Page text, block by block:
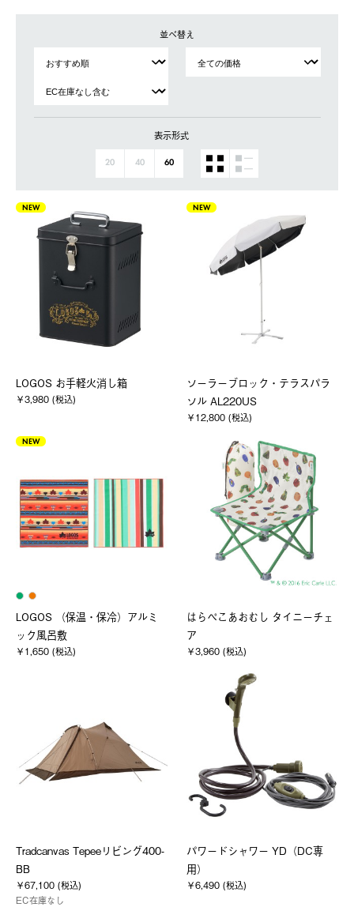
並べ替え
表示形式
20 40 60
NEW
LOGOS お手軽火消し箱
￥3,980 (税込)
NEW
ソーラーブロック・テラスパラ
ソル AL220US
￥12,800 (税込)
NEW
LOGOS （保温・保冷）アルミ
ック風呂敷
￥1,650 (税込)
はらぺこあおむし タイニーチェ
ア
￥3,960 (税込)
Tradcanvas Tepeeリビング400-
BB
￥67,100 (税込)
EC在庫なし
パワードシャワー YD（DC専
用）
￥6,490 (税込)